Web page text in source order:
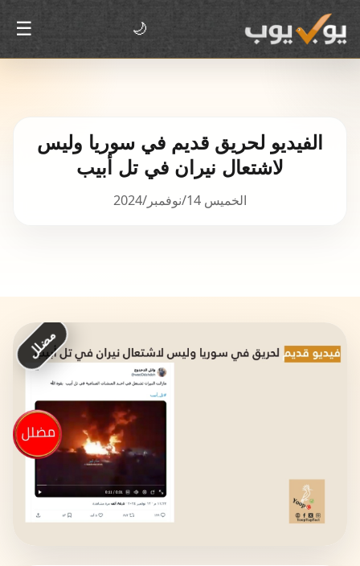
🌙
☰
الفيديو لحريق قديم في سوريا وليس
لاشتعال نيران في تل أبيب
الخميس 14/نوفمبر/2024
مضلل